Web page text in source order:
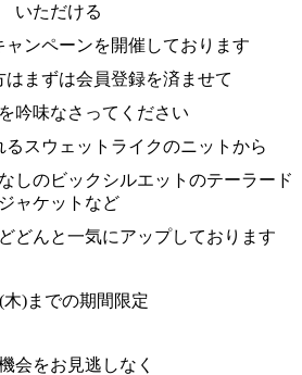
いただける
ャンペーンを開催しております
はまずは会員登録を済ませて
吟味なさってください
スウェットライクのニットから
しのビックシルエットのテーラード
ジャケットなど
どんと一気にアップしております
木)までの期間限定
会をお見逃しなく